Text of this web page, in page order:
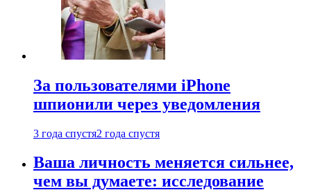
За пользователями iPhone
шпионили через уведомления
3 года спустя2 года спустя
Ваша личность меняется сильнее,
чем вы думаете: исследование